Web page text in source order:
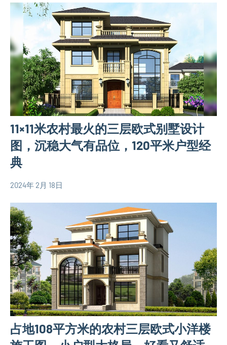
墅
设
计
图
平
米
墅
设
计
图
二
层
别
墅
设
计
易
房
屋
设
计
图
11×11米农村最火的三层欧式别墅设计
图，沉稳大气有品位，120平米户型经
典
平
米
别
墅
设
计
图
120
平
米
别
2024年 2月 18日
yacool
占地108平方米的农村三层欧式小洋楼